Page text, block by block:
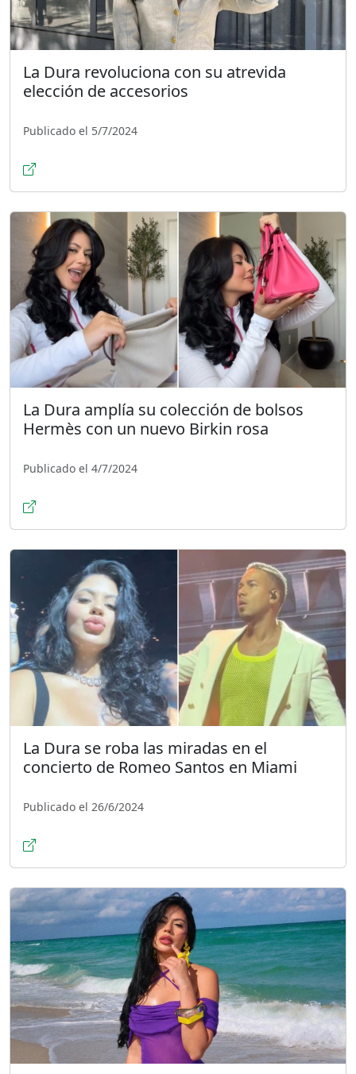
La Dura revoluciona con su atrevida
elección de accesorios
Publicado el 5/7/2024
La Dura amplía su colección de bolsos
Hermès con un nuevo Birkin rosa
Publicado el 4/7/2024
La Dura se roba las miradas en el
concierto de Romeo Santos en Miami
Publicado el 26/6/2024